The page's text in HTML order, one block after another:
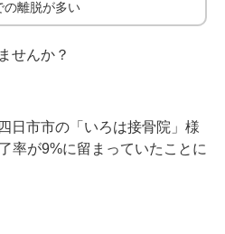
の離脱が多い
せんか？
日市市の「いろは接骨院」様
率が9%に留まっていたことに